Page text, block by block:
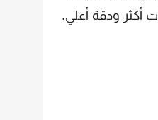
أكثر ودقة أعلي.